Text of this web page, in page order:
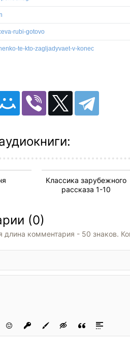
rubi-gotovo
te-kto-zagljadyvaet-v-konec
Классика зарубежного
рассказа 1-10
(0)
длина комментария - 50 знаков.